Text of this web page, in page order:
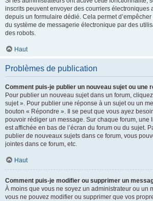
inscrits peuvent envoyer des courriers électroniques
depuis un formulaire dédié. Cela permet
du système de messagerie électronique par des
des robots.
Haut
Problèmes de publication
Comment puis-je publier un nouveau sujet ou une
Pour publier un nouveau sujet dans un forum,
sujet ». Pour publier une réponse à un sujet ou un
bouton « Répondre ». Il se peut que vous ayez
pouvoir rédiger un message. Sur chaque forum, une
est affichée en bas de l’écran du forum ou du sujet.
publier de nouveaux sujets dans ce forum, vous
jointes dans ce forum, etc.
Haut
Comment puis-je modifier ou supprimer un
À moins que vous ne soyez un administrateur ou un
vous ne pouvez modifier ou supprimer que vos